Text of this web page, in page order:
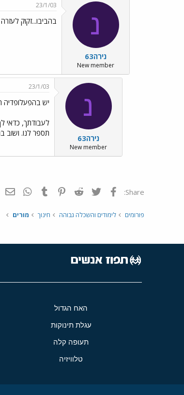
נ
נירה63
New member
23/1/03
בהביבו...זקוק
נ
נירה63
New member
23/1/03
יש בהפעלופדיה
לעבודתך, כדאי
תספר לנו. ושוב
Share: פייסבוק Twitter
Reddit
Pinterest
Tumblr
פורומים לימודים והשכלה גבוהה חינוך מורים
האח הגדול
עגלת תינוקות
תעופה קלה
טלוויזיה